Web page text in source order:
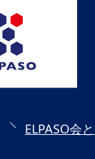
ELPASO会